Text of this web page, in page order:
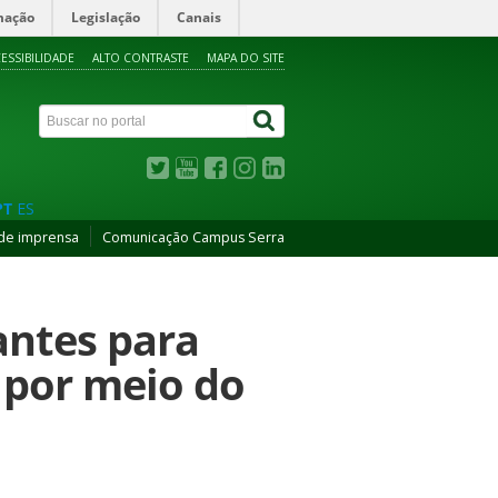
Legislação Canais
ALTO CONTRASTE MAPA DO SITE
ES
imprensa Comunicação Campus Serra
para
meio do